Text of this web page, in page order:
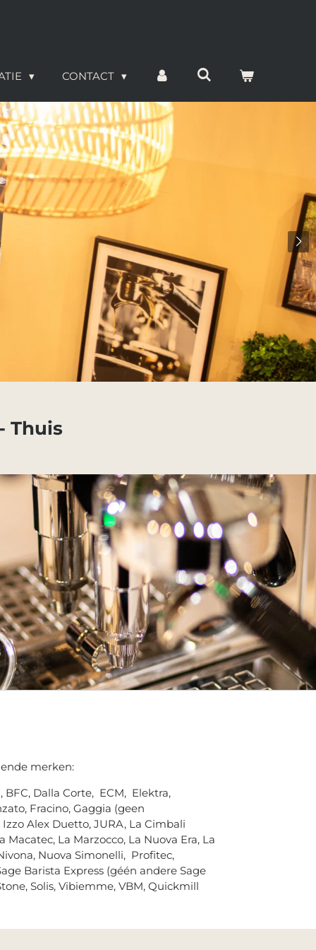
CONTACT
Thuis
merken:
BFC, Dalla Corte, ECM, Elektra,
Fracino, Gaggia (geen
Alex Duetto, JURA, La Cimbali
La Marzocco, La Nuova Era, La
Nuova Simonelli, Profitec,
Barista Express (géén andere Sage
Solis, Vibiemme, VBM, Quickmill